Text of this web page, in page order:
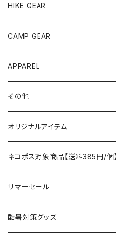
andwander
ANOBA
AO COOLERS
asobito
AS2OV
AXESQUIN
Ballistics
BEDROCK SANDALS
HIKE GEAR
テント、シェルター
バックパック
ポーチ／サコッシュ
ストレージ
パッキングアクセサリー
スリーピングギア
クッキングギア
CAMP GEAR
テント、タープ
テント、シェルター
タープ
スリーピングギア
寝袋
マット
テーブル、チェア
テーブル
チェア
ランタン、ライト
燃料ランタン
LEDライト
焚火台／薪ストーブ
焚火台
暖房器具
APPAREL
トップス
ボトムス
アンダーウェア
ハンドウェア
ヘッドギア
その他
遊び
フィッシング
ラジコン
ケア用品
雑貨
アウトレット
オリジナルアイテム
ネコポス対象商品【送料385円/個】
サマーセール
酷暑対策グッズ